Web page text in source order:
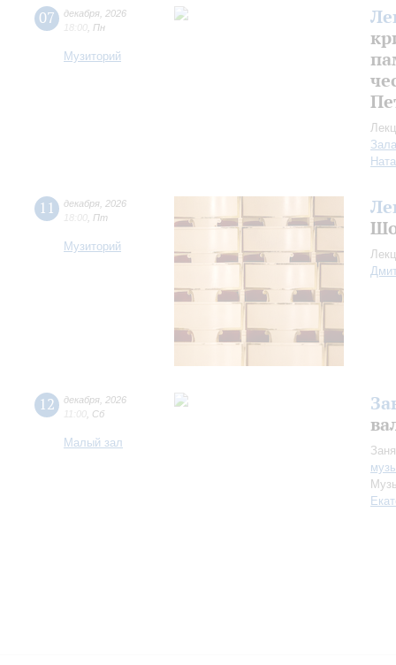
07 декабря 2026
18:00 Пн
Музиторий
11 декабря 2026
18:00 Пт
Музиторий
12 декабря 2026
11:00 Сб
Малый зал